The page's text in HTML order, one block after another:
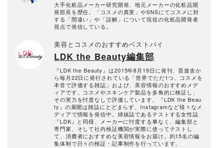
大手化粧品メーカー研究開発、地元メーカーの化粧品開
発部長を歴任。「コスメの真実」やSNSにてコスメに対
する「間違い」や「誤解」について現役の化粧品開発者
視点で発信している。
美容とコスメのおすすめベストバイ
LDK the Beauty編集部
『LDK the Beauty』は2015年8月19日に発刊、晋遊舎か
ら毎月22日に発行されている「世界でただ1つ、コスメを
本音で評価する雑誌」および、美容情報のおすすめメデ
ィアです。コスメやスキンケア製品を多角的に検証し、
その実力を忖度なしで評価しています。『LDK the Beau
ty』の展開は雑誌にとどまらず、Instagramなど様々なメ
ディアで情報を発信中。姉妹誌であるテストする女性誌
『LDK』と同様、メーカーに忖度する事なく、編集部と
専門家、そして社内検証機関が実際に使ってテストし
て、消費者におすすめな美容情報をお届け。約15名の編
集体制で日々の検証・記事制作を行っています。